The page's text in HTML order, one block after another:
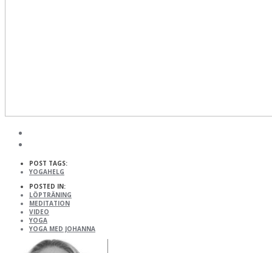
POST TAGS:
YOGAHELG
POSTED IN:
LÖPTRÄNING
MEDITATION
VIDEO
YOGA
YOGA MED JOHANNA